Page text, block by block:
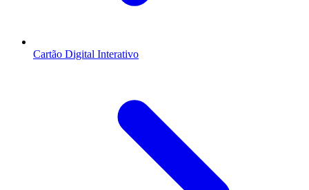
Cartão Digital Interativo